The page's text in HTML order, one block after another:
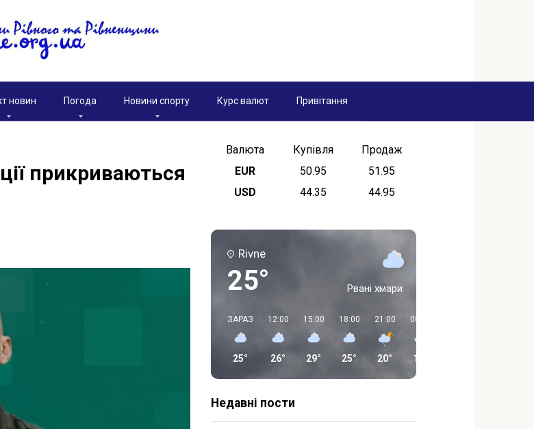
новин Погода Новини спорту Курс валют Привітання
прикриваються
Валюта Купівля
Продаж
EUR
50.95
51.95
USD
44.35 44.95
Rivne
25° Рвані хмари
ЗАРАЗ
25°
12:00
26°
15:00
29°
18:00
25°
21:00
20°
00:00
16°
Недавні пости